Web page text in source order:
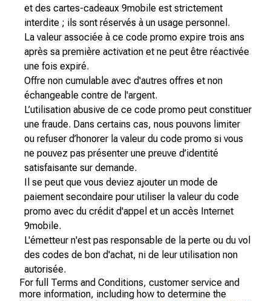
et des cartes-cadeaux 9mobile est strictement
interdite ; ils sont réservés à un usage personnel.
La valeur associée à ce code promo expire trois ans
après sa première activation et ne peut être réactivée
une fois expiré.
Offre non cumulable avec d'autres offres et non
échangeable contre de l'argent.
L’utilisation abusive de ce code promo peut constituer
une fraude. Dans certains cas, nous pouvons limiter
ou refuser d’honorer la valeur du code promo si vous
ne pouvez pas présenter une preuve d’identité
satisfaisante sur demande.
Il se peut que vous deviez ajouter un mode de
paiement secondaire pour utiliser la valeur du code
promo avec du crédit d'appel et un accès Internet
9mobile.
L'émetteur n'est pas responsable de la perte ou du vol
des codes de bon d'achat, ni de leur utilisation non
autorisée.
For full Terms and Conditions, customer service and
more information, including how to determine the